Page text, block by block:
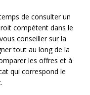
de consulter un
compétent dans le
conseiller sur la
tout au long de la
les offres et à
qui correspond le